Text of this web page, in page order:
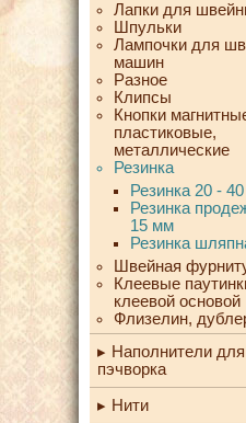
Лапки для
Шпульки
Лампочки для
машин
Разное
Клипсы
Кнопки
пластиковые,
металлические
Резинка
Резинка 20 -
Резинка
15 мм
Резинка
Швейная
Клеевые
клеевой основой
Флизелин,
Наполнители для
пэчворка
Нити